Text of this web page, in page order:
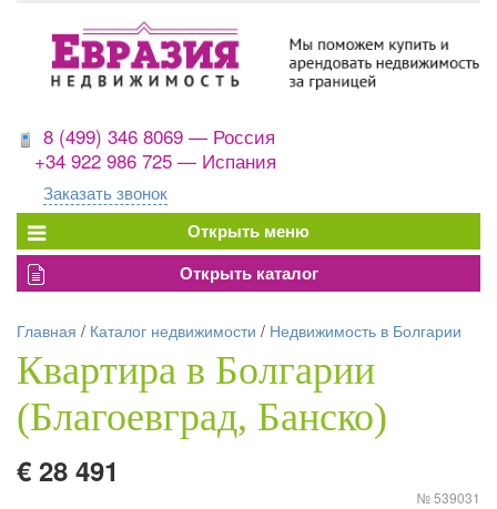
8 (499) 346 8069 — Россия
+34 922 986 725 — Испания
Заказать звонок
Главная / Каталог недвижимости / Недвижимость в Болгарии
Квартира в Болгарии
(Благоевград, Банско)
€ 28 491
№ 539031